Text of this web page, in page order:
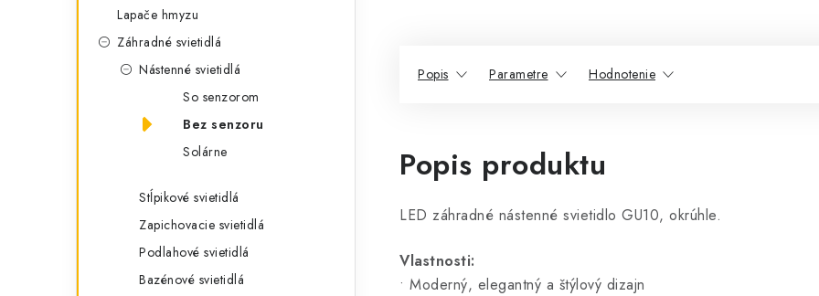
Lapače hmyzu
Záhradné svietidlá
Nástenné svietidlá
So senzorom
Bez senzoru
Solárne
Stĺpikové svietidlá
Zapichovacie svietidlá
Podlahové svietidlá
Bazénové svietidlá
Popis Parametre Hodnotenie
Popis produktu
LED záhradné nástenné svietidlo GU10, okrúhle.
Vlastnosti:
• Moderný, elegantný a štýlový dizajn